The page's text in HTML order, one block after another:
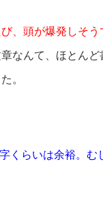
、頭が爆発しそう
なんて、ほとんど
。
くらいは余裕。む